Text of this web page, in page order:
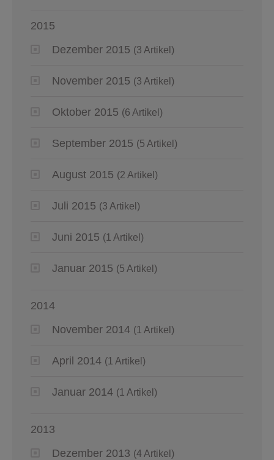
2015
Dezember 2015 (3 Artikel)
November 2015 (3 Artikel)
Oktober 2015 (6 Artikel)
September 2015 (5 Artikel)
August 2015 (2 Artikel)
Juli 2015 (3 Artikel)
Juni 2015 (1 Artikel)
Januar 2015 (5 Artikel)
2014
November 2014 (1 Artikel)
April 2014 (1 Artikel)
Januar 2014 (1 Artikel)
2013
Dezember 2013 (4 Artikel)